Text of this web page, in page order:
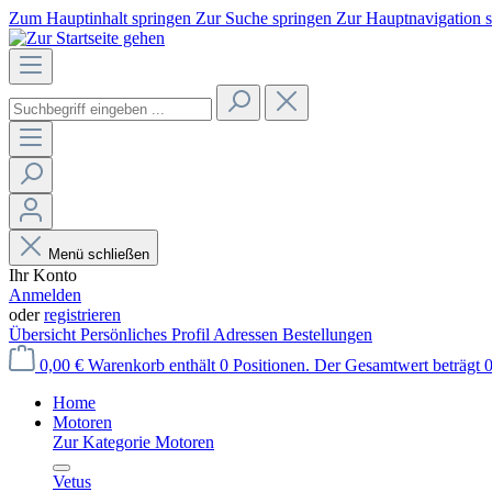
Zum Hauptinhalt springen Zur Suche springen Zur Hauptnavigation
Menü schließen
Ihr Konto
Anmelden
oderregistrieren
Übersicht Persönliches Profil Adressen Bestellungen
0,00 € Warenkorb enthält 0 Positionen. Der Gesamtwert beträgt
Home
Motoren
Zur Kategorie Motoren
Vetus